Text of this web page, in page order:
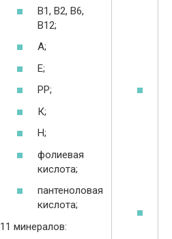
В1, В2, В6,
В12;
А;
Е;
РР;
К;
Н;
фолиевая
кислота;
пантеноловая
кислота;
11 минералов: